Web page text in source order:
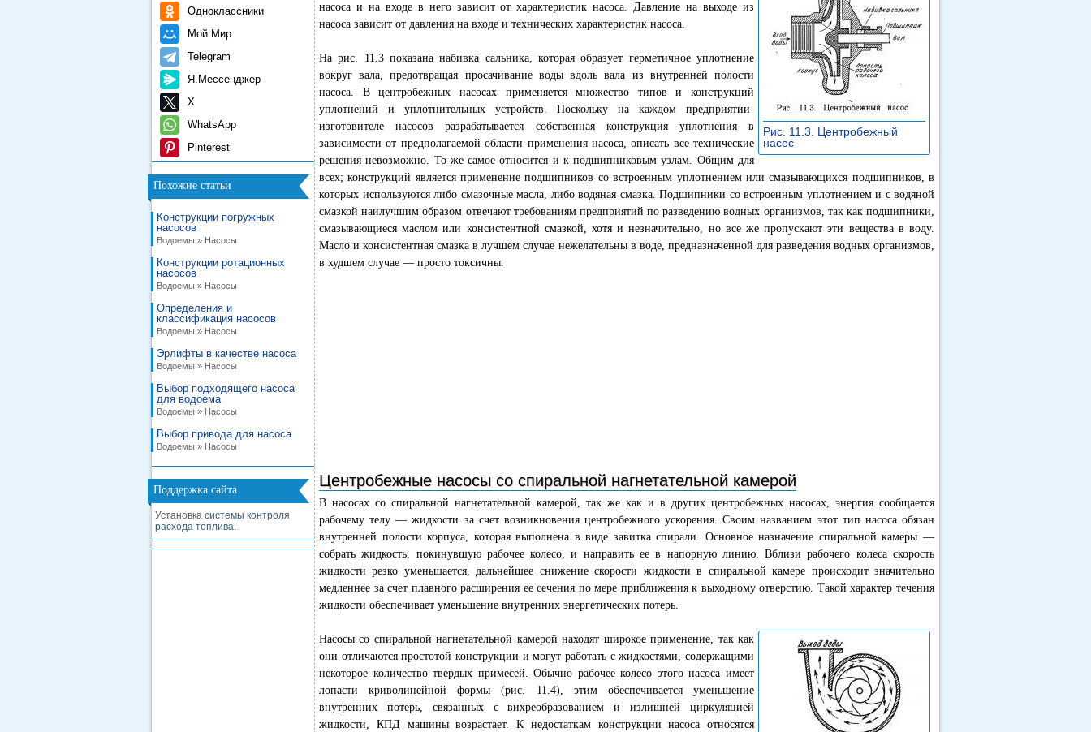
Одноклассники
Мой Мир
Telegram
Я.Мессенджер
X
WhatsApp
Pinterest
Похожие статьи
Конструкции погружных
насосов
Водоемы » Насосы
Конструкции ротационных
насосов
Водоемы » Насосы
Определения и
классификация насосов
Водоемы » Насосы
Эрлифты в качестве насоса
Водоемы » Насосы
Выбор подходящего насоса
для водоема
Водоемы » Насосы
Выбор привода для насоса
Водоемы » Насосы
Поддержка сайта
Установка системы контроля
расхода топлива.
Рис. 11.3. Центробежный
насос
насоса и на входе в него зависит от характеристик насоса. Давление на выходе из
насоса зависит от давления на входе и технических характеристик насоса.
На рис. 11.3 показана набивка сальника, которая образует герметичное уплотнение
вокруг вала, предотвращая просачивание воды вдоль вала из внутренней полости
насоса. В центробежных насосах применяется множество типов и конструкций
уплотнений и уплотнительных устройств. Поскольку на каждом предприятии-
изготовителе насосов разрабатывается собственная конструкция уплотнения в
зависимости от предполагаемой области применения насоса, описать все технические
решения невозможно. То же самое относится и к подшипниковым узлам. Общим для
всех; конструкций является применение подшипников со встроенным уплотнением или смазывающихся подшипников, в
которых используются либо смазочные масла, либо водяная смазка. Подшипники со встроенным уплотнением и с водяной
смазкой наилучшим образом отвечают требованиям предприятий по разведению водных организмов, так как подшипники,
смазывающиеся маслом или консистентной смазкой, хотя и незначительно, но все же пропускают эти вещества в воду.
Масло и консистентная смазка в лучшем случае нежелательны в воде, предназначенной для разведения водных организмов,
в худшем случае — просто токсичны.
Центробежные насосы со спиральной нагнетательной камерой
В насосах со спиральной нагнетательной камерой, так же как и в других центробежных насосах, энергия сообщается
рабочему телу — жидкости за счет возникновения центробежного ускорения. Своим названием этот тип насоса обязан
внутренней полости корпуса, которая выполнена в виде завитка спирали. Основное назначение спиральной камеры —
собрать жидкость, покинувшую рабочее колесо, и направить ее в напорную линию. Вблизи рабочего колеса скорость
жидкости резко уменьшается, дальнейшее снижение скорости жидкости в спиральной камере происходит значительно
медленнее за счет плавного расширения ее сечения по мере приближения к выходному отверстию. Такой характер течения
жидкости обеспечивает уменьшение внутренних энергетических потерь.
Насосы со спиральной нагнетательной камерой находят широкое применение, так как
они отличаются простотой конструкции и могут работать с жидкостями, содержащими
некоторое количество твердых примесей. Обычно рабочее колесо этого насоса имеет
лопасти криволинейной формы (рис. 11.4), этим обеспечивается уменьшение
внутренних потерь, связанных с вихреобразованием и излишней циркуляцией
жидкости, КПД машины возрастает. К недостаткам конструкции насоса относятся